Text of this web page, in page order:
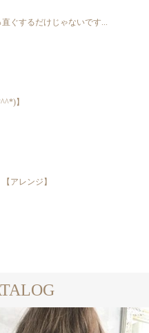
直ぐするだけじゃないです...
】
アレンジ】